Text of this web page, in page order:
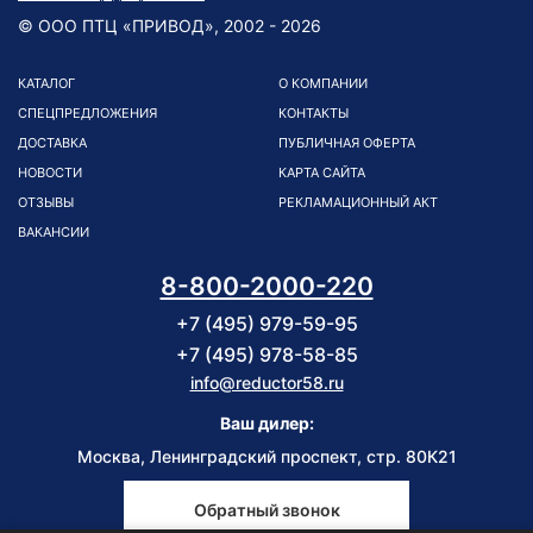
© ООО ПТЦ «ПРИВОД», 2002 - 2026
КАТАЛОГ
СПЕЦПРЕДЛОЖЕНИЯ
ДОСТАВКА
НОВОСТИ
ОТЗЫВЫ
ВАКАНСИИ
О КОМПАНИИ
КОНТАКТЫ
ПУБЛИЧНАЯ ОФЕРТА
КАРТА САЙТА
РЕКЛАМАЦИОННЫЙ АКТ
8-800-2000-220
+7 (495) 979-59-95
+7 (495) 978-58-85
info@reductor58.ru
Ваш дилер:
Москва, Ленинградский проспект, стр. 80К21
Обратный звонок